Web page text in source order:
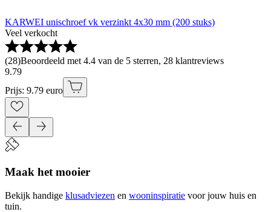
KARWEI unischroef vk verzinkt 4x30 mm (200 stuks)
Veel verkocht
(28)Beoordeeld met 4.4 van de 5 sterren, 28 klantreviews
9.79
Prijs: 9.79 euro
Maak het mooier
Bekijk handige klusadviezen en wooninspiratie voor jouw huis en
tuin.